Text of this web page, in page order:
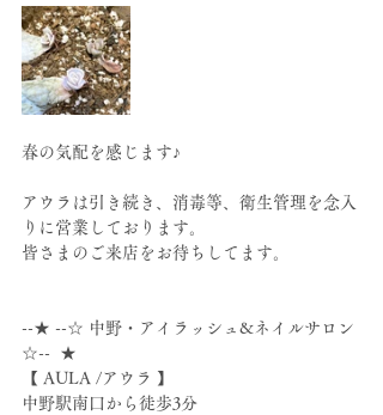
春の気配を感じます♪
アウラは引き続き、消毒等、衛生管理を念入
りに営業しております。
皆さまのご来店をお待ちしてます。
--★ --☆ 中野・アイラッシュ&ネイルサロン
☆--  ★
【 AULA /アウラ 】
中野駅南口から徒歩3分